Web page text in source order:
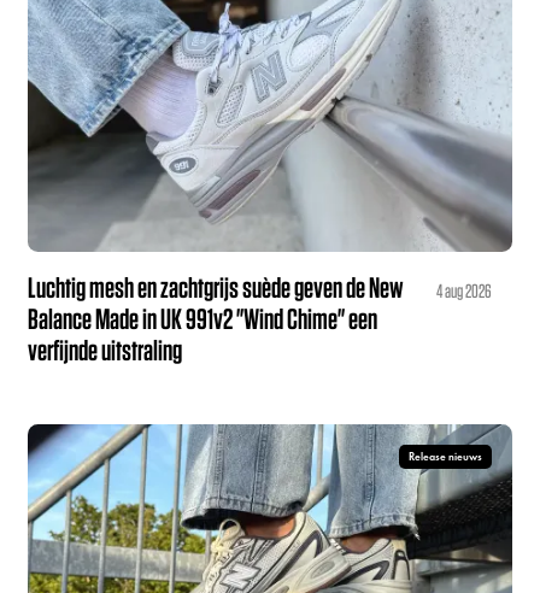
Luchtig mesh en zachtgrijs suède geven de New
Balance Made in UK 991v2 "Wind Chime" een
verfijnde uitstraling
4 aug 2026
Release nieuws